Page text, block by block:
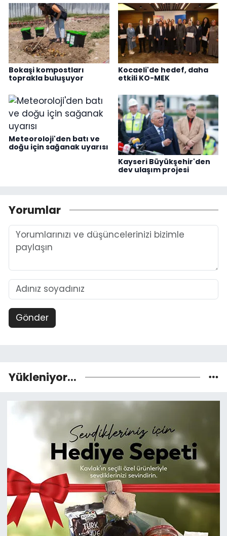
Bokaşi kompostları
toprakla buluşuyor
Kocaeli'de hedef, daha
etkili KO-MEK
Meteoroloji'den batı ve
doğu için sağanak uyarısı
Kayseri Büyükşehir'den
dev ulaşım projesi
Yorumlar
Gönder
Yükleniyor...